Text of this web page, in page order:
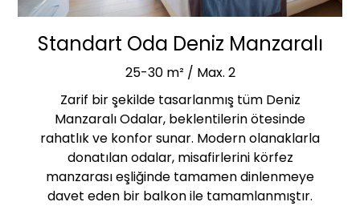
Standart Oda Deniz Manzaralı
25-30 m² / Max. 2
Zarif bir şekilde tasarlanmış tüm Deniz
Manzaralı Odalar, beklentilerin ötesinde
rahatlık ve konfor sunar. Modern olanaklarla
donatılan odalar, misafirlerini körfez
manzarası eşliğinde tamamen dinlenmeye
davet eden bir balkon ile tamamlanmıştır.